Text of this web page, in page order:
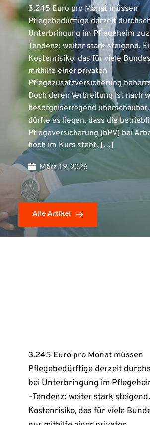
3.245 Euro pro Monat müssen
Pflegebedürftige derzeit
Unterbringung im Pflegeheim
Tendenz: weiter stark steigend.
Kostenrisiko, das für viele
mithilfe einer privaten
Pflegezusatzversicherung
Doch deren Verbreitung ist nach
besorgniserregend
dürfte es liegen, dass die
Pflegeversicherung (bPV) bei
hoch im Kurs steht. […]
März 19, 2026
Alle Artikel
3.245 Euro pro Monat müssen
Pflegebedürftige derzeit
bei Unterbringung im
–Tendenz: weiter stark
Kostenrisiko, das für viele